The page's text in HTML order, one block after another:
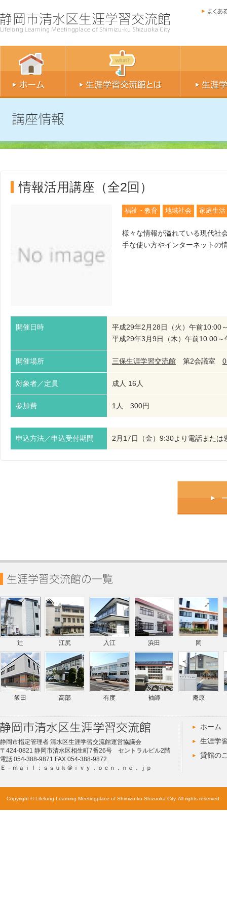
情報活用講座（全2回）
福祉・教育 地域社会 家庭生活
様々な情報が溢れている現代社
手な使い方やインターネットの
開催日時
平成29年2月28日（火）午前10:00
平成29年3月9日（木）午前10:00～
開催場所 三保生涯学習交流館 第2会議室
対象者／定員 成人 16人
参加費 1人 300円
申込方法／申込受付期間 2月17日（金）9:30より電話または
辻 江尻 入江 浜田 岡
飯田 高部 有度 袖師 庵原
静岡市指定管理者 清水区生涯学習交流館運営協議会
〒424-0821 静岡市清水区相生町7番26号 セントラルビル2階
電話 054-388-9871 FAX 054-388-9872
Ｅ－ｍａｉｌ：ｓｓｕｋ＠ｉｖｙ．ｏｃｎ．ｎｅ．ｊｐ
ホーム
生涯学
貸館の
Copyright © Lifelong Learning Meetingplace of Shimizu-ku Shizuoka City. All rights reserved.